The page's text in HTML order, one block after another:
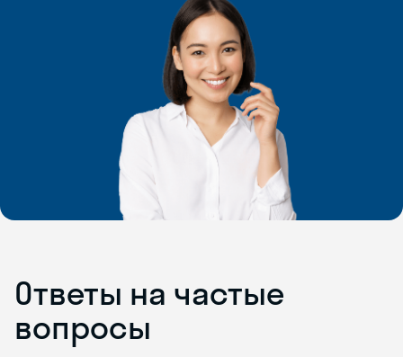
Ответы на частые
вопросы